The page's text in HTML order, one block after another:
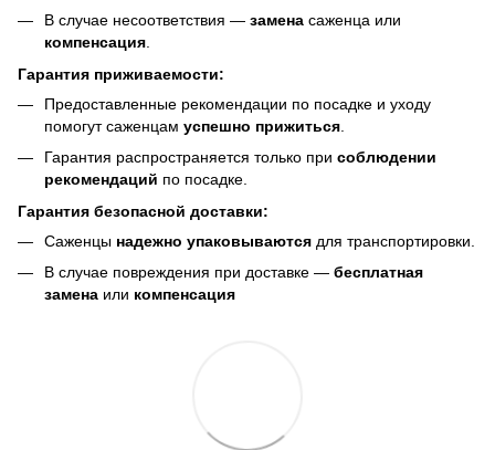
В случае несоответствия — замена саженца или
компенсация.
Гарантия приживаемости:
Предоставленные рекомендации по посадке и уходу
помогут саженцам успешно прижиться
Гарантия распространяется только при соблюдении
рекомендаций по посадке.
Гарантия безопасной доставки:
Саженцы надежно упаковываются для транспортировки.
В случае повреждения при доставке — бесплатная
замена или компенсация